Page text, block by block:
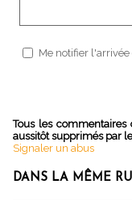
Me notifier
Tous les
aussitôt supprimés par
Signaler un abus
DANS LA MÊME